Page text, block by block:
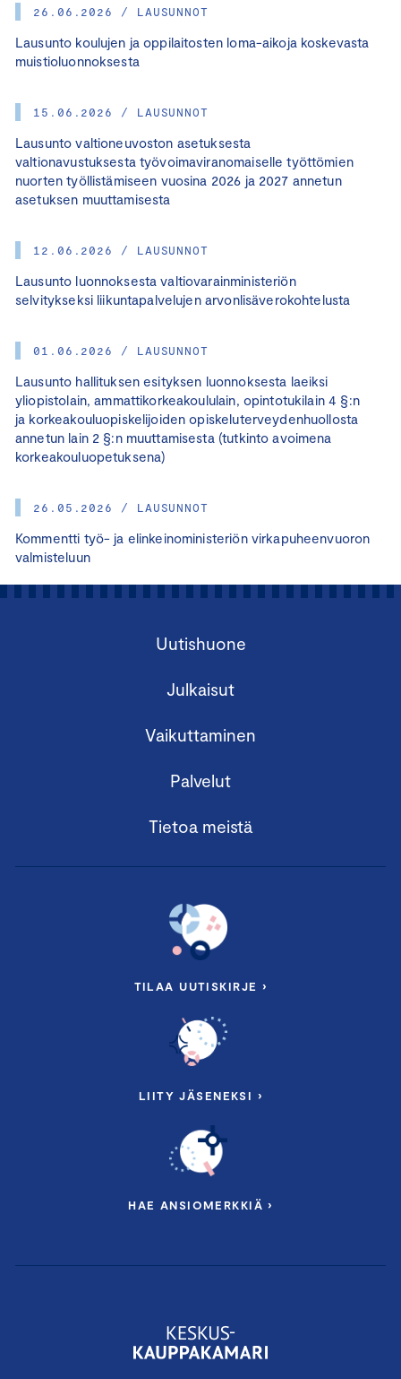
26.06.2026 / LAUSUNNOT
Lausunto koulujen ja oppilaitosten loma-aikoja koskevasta
muistioluonnoksesta
15.06.2026 / LAUSUNNOT
Lausunto valtioneuvoston asetuksesta
valtionavustuksesta työvoimaviranomaiselle työttömien
nuorten työllistämiseen vuosina 2026 ja 2027 annetun
asetuksen muuttamisesta
12.06.2026 / LAUSUNNOT
Lausunto luonnoksesta valtiovarainministeriön
selvitykseksi liikuntapalvelujen arvonlisäverokohtelusta
01.06.2026 / LAUSUNNOT
Lausunto hallituksen esityksen luonnoksesta laeiksi
yliopistolain, ammattikorkeakoululain, opintotukilain 4 §:n
ja korkeakouluopiskelijoiden opiskeluterveydenhuollosta
annetun lain 2 §:n muuttamisesta (tutkinto avoimena
korkeakouluopetuksena)
26.05.2026 / LAUSUNNOT
Kommentti työ- ja elinkeinoministeriön virkapuheenvuoron
valmisteluun
Uutishuone
Julkaisut
Vaikuttaminen
Palvelut
Tietoa meistä
TILAA UUTISKIRJE ›
LIITY JÄSENEKSI ›
HAE ANSIOMERKKIÄ ›